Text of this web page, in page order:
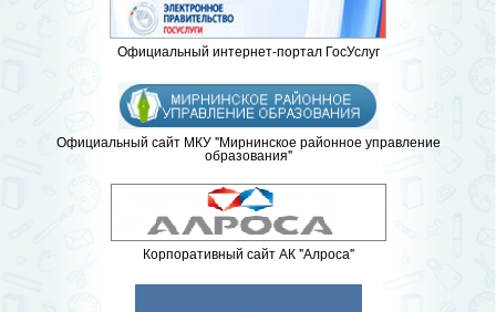
Официальный интернет-портал ГосУслуг
Официальный сайт МКУ "Мирнинское районное управление
образования"
Корпоративный сайт АК "Алроса"